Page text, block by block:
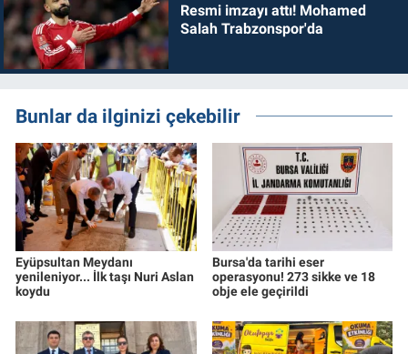
Resmi imzayı attı! Mohamed
Salah Trabzonspor'da
Bunlar da ilginizi çekebilir
Eyüpsultan Meydanı
yenileniyor... İlk taşı Nuri Aslan
koydu
Bursa'da tarihi eser
operasyonu! 273 sikke ve 18
obje ele geçirildi